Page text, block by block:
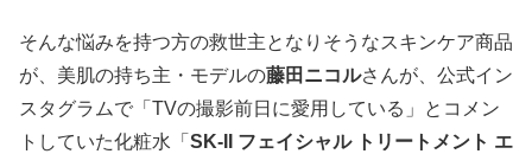
そんな悩みを持つ方の救世主となりそうなスキンケア商品
が、美肌の持ち主・モデルの藤田ニコルさんが、公式イン
スタグラムで「TVの撮影前日に愛用している」とコメン
トしていた化粧水「 SK-II フェイシャル トリートメント エ